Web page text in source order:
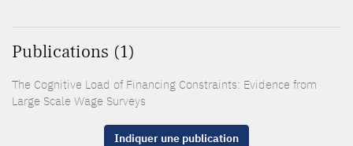
Publications (1)
The Cognitive Load of Financing Constraints: Evidence from
Large Scale Wage Surveys
Indiquer une publication